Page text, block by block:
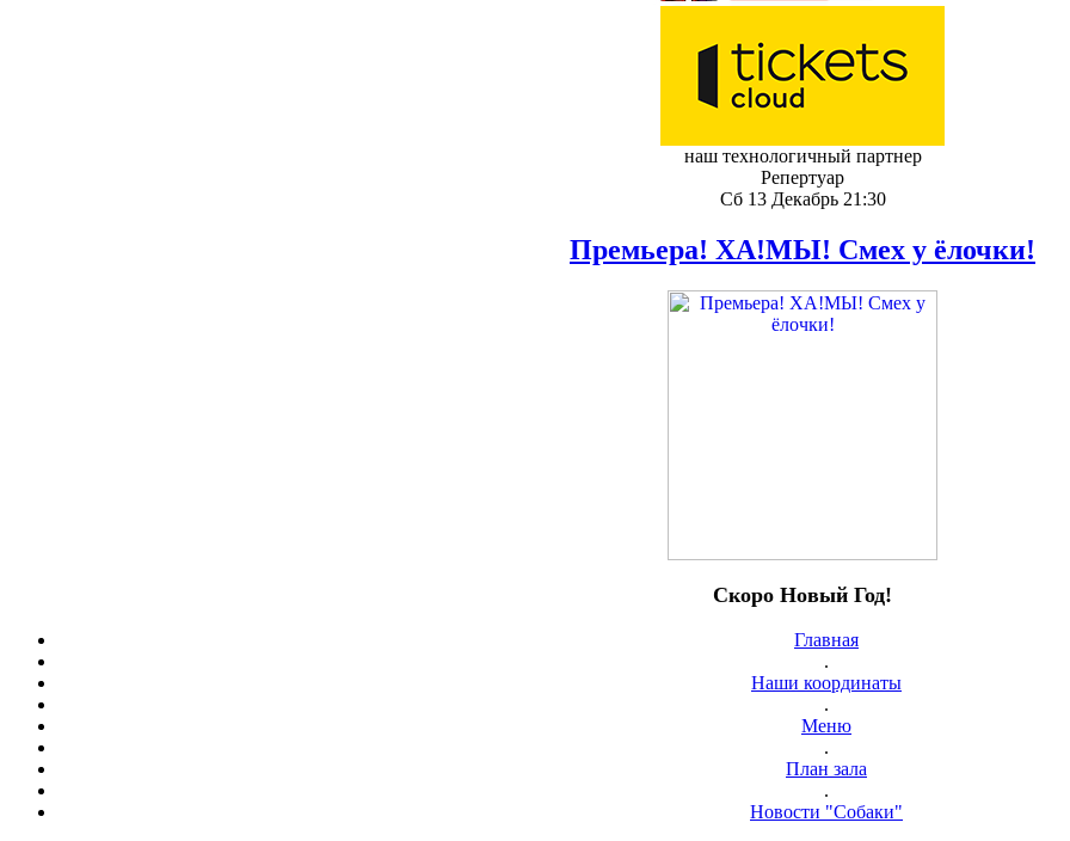
наш технологичный партнер
Репертуар
Сб 13 Декабрь 21:30
Премьера! ХА!МЫ! Смех у ёлочки!
Скоро Новый Год!
Главная
.
Наши координаты
.
Меню
.
План зала
.
Новости "Собаки"